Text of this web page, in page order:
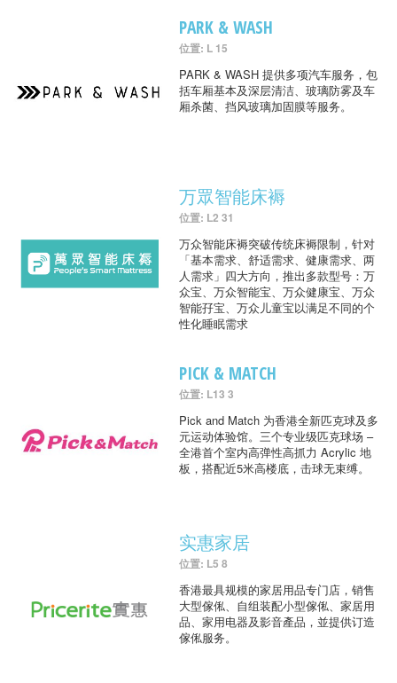
PARK & WASH
位置: L 15
PARK & WASH 提供多项汽车服务，包
括车厢基本及深层清洁、玻璃防雾及车
厢杀菌、挡风玻璃加固膜等服务。
万眾智能床褥
位置: L2 31
万众智能床褥突破传统床褥限制，针对
「基本需求、舒适需求、健康需求、两
人需求」四大方向，推出多款型号：万
众宝、万众智能宝、万众健康宝、万众
智能孖宝、万众儿童宝以满足不同的个
性化睡眠需求
PICK & MATCH
位置: L13 3
Pick and Match 为香港全新匹克球及多
元运动体验馆。三个专业级匹克球场 –
全港首个室内高弹性高抓力 Acrylic 地
板，搭配近5米高楼底，击球无束缚。
实惠家居
位置: L5 8
香港最具规模的家居用品专门店，销售
大型傢俬、自组装配小型傢俬、家居用
品、家用电器及影音產品，並提供订造
傢俬服务。